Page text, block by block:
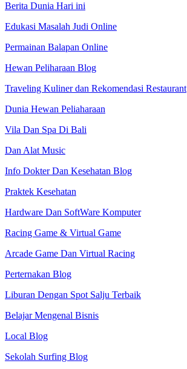
Berita Dunia Hari ini
Edukasi Masalah Judi Online
Permainan Balapan Online
Hewan Peliharaan Blog
Traveling Kuliner dan Rekomendasi Restaurant
Dunia Hewan Peliaharaan
Vila Dan Spa Di Bali
Dan Alat Music
Info Dokter Dan Kesehatan Blog
Praktek Kesehatan
Hardware Dan SoftWare Komputer
Racing Game & Virtual Game
Arcade Game Dan Virtual Racing
Perternakan Blog
Liburan Dengan Spot Salju Terbaik
Belajar Mengenal Bisnis
Local Blog
Sekolah Surfing Blog